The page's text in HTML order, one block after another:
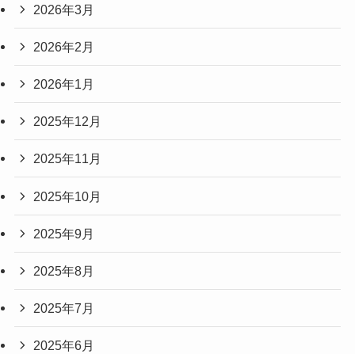
2026年3月
2026年2月
2026年1月
2025年12月
2025年11月
2025年10月
2025年9月
2025年8月
2025年7月
2025年6月